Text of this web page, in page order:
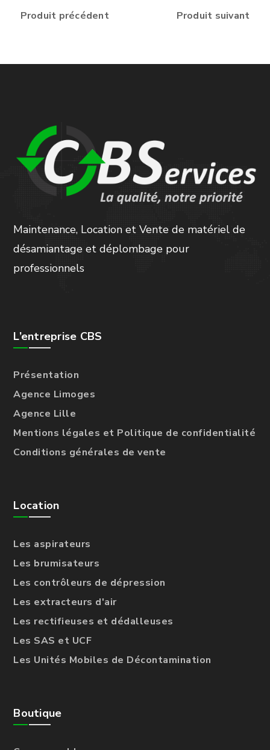
Produit précédent Produit suivant
Maintenance, Location et Vente de matériel de
désamiantage et déplombage pour
professionnels
L’entreprise CBS
Présentation
Agence Limoges
Agence Lille
Mentions légales et Politique de confidentialité
Conditions générales de vente
Location
Les aspirateurs
Les brumisateurs
Les contrôleurs de dépression
Les extracteurs d'air
Les rectifieuses et dédalleuses
Les SAS et UCF
Les Unités Mobiles de Décontamination
Boutique